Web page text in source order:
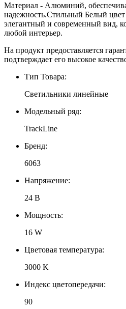
Материал - Алюминий,
надежность.Стильный Белый цвет
элегантный и современный вид,
любой интерьер.
На продукт предоставляется
подтверждает его высокое
Тип Товара:
Светильники линейные
Модельный ряд:
TrackLine
Бренд:
6063
Напряжение:
24 В
Мощность:
16 W
Цветовая температура:
3000 K
Индекс цветопередачи:
90